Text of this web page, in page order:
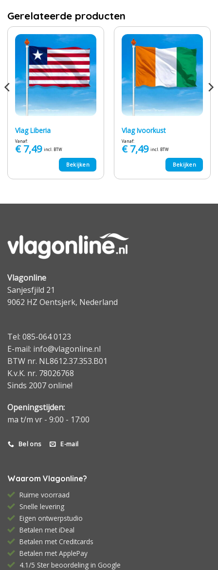
Gerelateerde producten
Vlag Liberia
Vanaf:
€7,49 incl. BTW
Bekijken
Vlag Ivoorkust
Vanaf:
€7,49 incl. BTW
Bekijken
Vlagonline
Sanjesfjild 21
9062 HZ Oentsjerk, Nederland
Tel: 085-064 0123
E-mail: info@vlagonline.nl
BTW nr. NL8612.37.353.B01
K.v.K. nr. 78026768
Sinds 2007 online!
Openingstijden:
ma t/m vr - 9:00 - 17:00
Bel ons E-mail
Waarom Vlagonline?
Ruime voorraad
Snelle levering
Eigen ontwerpstudio
Betalen met iDeal
Betalen met Creditcards
Betalen met ApplePay
4.1/5 Ster beoordeling in Google